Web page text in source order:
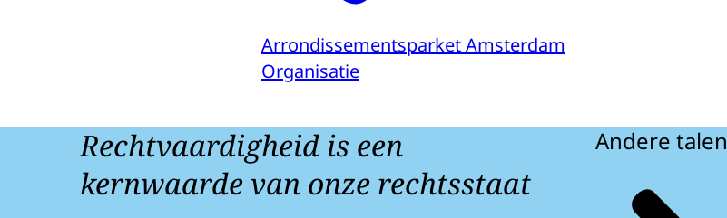
Arrondissementsparket Amsterdam
Organisatie
Rechtvaardigheid is een
kernwaarde van onze rechtsstaat
Andere talen